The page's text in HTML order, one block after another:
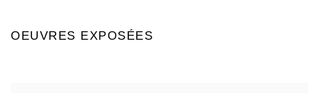
OEUVRES EXPOSÉES